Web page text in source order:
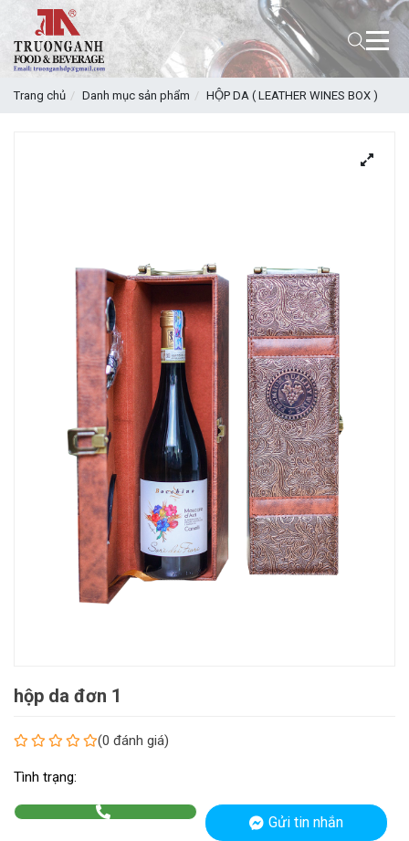
Trang chủ Danh mục sản phẩm HỘP DA ( LEATHER WINES BOX )
hộp da đơn 1
(0 đánh giá)
Tình trạng:
Gửi tin nhắn